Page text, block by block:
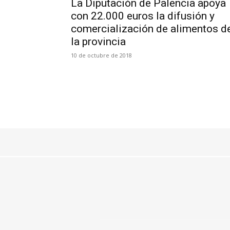
La Diputación de Palencia apoya
con 22.000 euros la difusión y
comercialización de alimentos
la provincia
10 de octubre de 2018